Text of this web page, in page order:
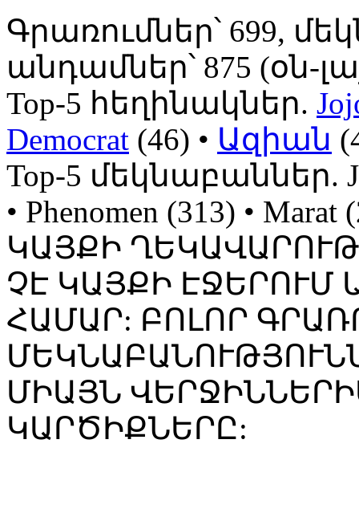
Գրառումներ՝ 699,
անդամներ՝ 875 (օն-
Top-5 հեղինակներ.
Democrat (46) • Ազիան
Top-5 մեկնաբաններ.
• Phenomen (313) •
ԿԱՅՔԻ
ՉԷ ԿԱՅՔԻ
ՀԱՄԱՐ: ԲՈԼՈՐ
ՄԻԱՅՆ
ԿԱՐԾԻՔՆԵՐԸ: